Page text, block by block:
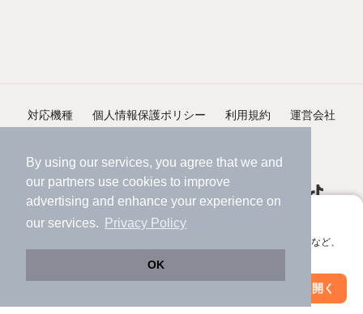
By using our services, you agree that we and
our partners use cookies to improve
advertising and enhance your experience on
our services.
Privacy Policy
OK
アプリに切り替えて、サクサクお部屋探し
会員登録なしですぐ使える。マップ検索やお気に入り保存など、
アプリを開く
絞り込み条件を変更
対応機種 個人情報保護ポリシー 利用規約 運営会社
©NIFTY Lifestyle Co., Ltd.